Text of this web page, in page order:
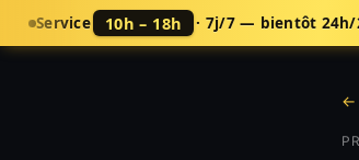
Service 10h – 18h · 7j/7 — bientôt 24h/
←